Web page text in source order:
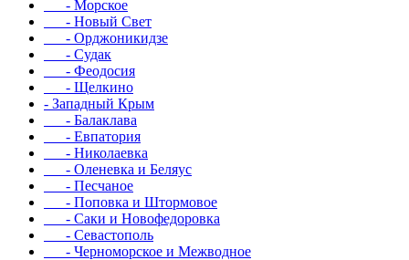
- Морское
- Новый Свет
- Орджоникидзе
- Судак
- Феодосия
- Щелкино
- Западный Крым
- Балаклава
- Евпатория
- Николаевка
- Оленевка и Беляус
- Песчаное
- Поповка и Штормовое
- Саки и Новофедоровка
- Севастополь
- Черноморское и Межводное